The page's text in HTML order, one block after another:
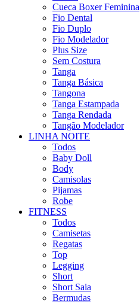
Cueca Boxer Feminina
Fio Dental
Fio Duplo
Fio Modelador
Plus Size
Sem Costura
Tanga
Tanga Básica
Tangona
Tanga Estampada
Tanga Rendada
Tangão Modelador
LINHA NOITE
Todos
Baby Doll
Body
Camisolas
Pijamas
Robe
FITNESS
Todos
Camisetas
Regatas
Top
Legging
Short
Short Saia
Bermudas